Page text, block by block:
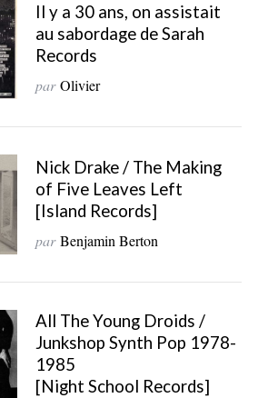
Il y a 30 ans, on assistait
au sabordage de Sarah
Records
par Olivier
Nick Drake / The Making
of Five Leaves Left
[Island Records]
par Benjamin Berton
All The Young Droids /
Junkshop Synth Pop 1978-
1985
[Night School Records]